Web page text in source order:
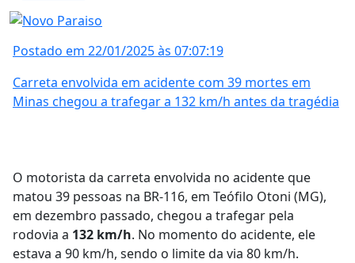
Postado em 22/01/2025 às 07:07:19
Carreta envolvida em acidente com 39 mortes em
Minas chegou a trafegar a 132 km/h antes da tragédia
O motorista da carreta envolvida no acidente que
matou 39 pessoas na BR-116, em Teófilo Otoni (MG),
em dezembro passado, chegou a trafegar pela
rodovia a 132 km/h. No momento do acidente, ele
estava a 90 km/h, sendo o limite da via 80 km/h.